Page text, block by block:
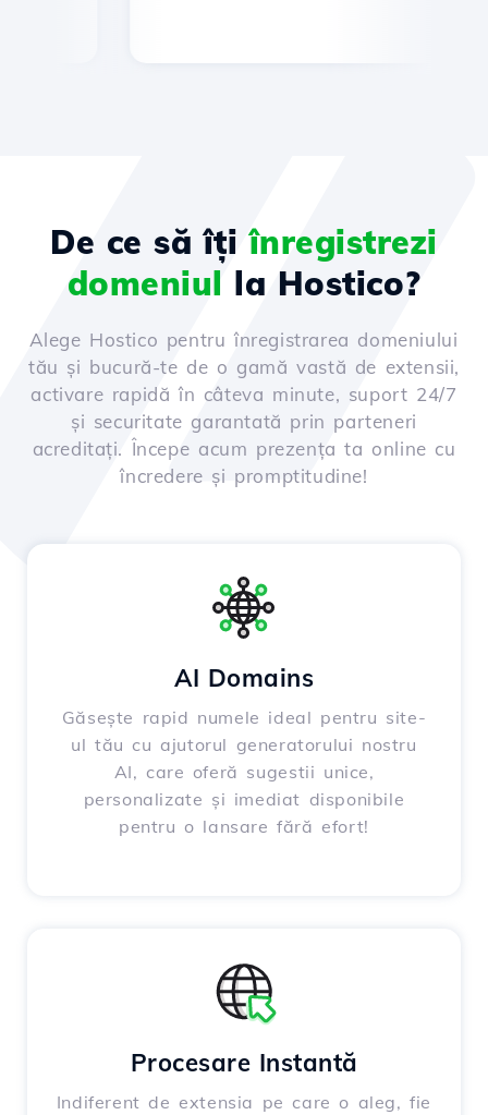
De ce să îțiînregistrezi
domeniul la Hostico?
Alege Hostico pentru înregistrarea domeniului
tău și bucură-te de o gamă vastă de extensii,
activare rapidă în câteva minute, suport 24/7
și securitate garantată prin parteneri
acreditați. Începe acum prezența ta online cu
încredere și promptitudine!
AI Domains
Găsește rapid numele ideal pentru site-
ul tău cu ajutorul generatorului nostru
AI, care oferă sugestii unice,
personalizate și imediat disponibile
pentru o lansare fără efort!
Procesare Instantă
Indiferent de extensia pe care o aleg, fie